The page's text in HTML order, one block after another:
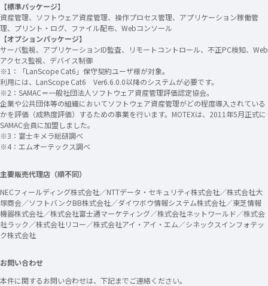
【標準パッケージ】
資産管理、ソフトウェア資産管理、操作プロセス管理、アプリケーション稼働管
理、プリント・ログ、ファイル配布、Webコンソール
【オプションパッケージ】
サーバ監視、アプリケーションID監査、リモートコントロール、不正PC検知、Web
アクセス監視、デバイス制御
※1：「LanScope Cat6」保守契約ユーザ様が対象。
利用には、LanScope Cat6 Ver6.6.0.0以降のシステムが必要です。
※2：SAMAC＝一般社団法人ソフトウェア資産管理評価認定協会。
企業や公共団体等の組織においてソフトウェア資産管理がどの程度導入されている
かを評価（成熟度評価）するための事業を行います。MOTEXは、2011年5月正式に
SAMAC会員に加盟しました。
※3：富士キメラ総研調べ
※4：エムオーテックス調べ
主要販売代理店（順不同）
NECフィールディング株式会社／NTTデータ・セキュリティ株式会社／株式会社大
塚商会／ソフトバンクBB株式会社／ダイワボウ情報システム株式会社／東芝情報
機器株式会社／株式会社富士通マーケティング／株式会社ネットワールド／株式会
社ラック／株式会社リコー／株式会社アイ・アイ・エム／シネックスインフォテッ
ク株式会社
お問い合わせ
本件に関するお問い合わせは、下記までご連絡ください。